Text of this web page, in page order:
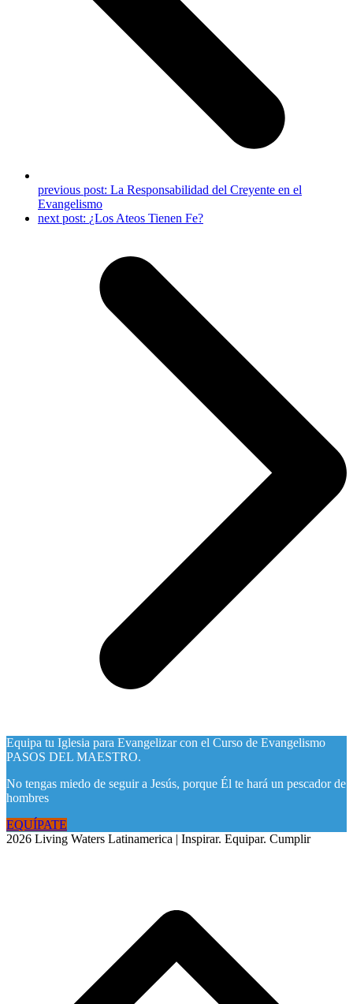
previous post: La Responsabilidad del Creyente en el
Evangelismo
next post: ¿Los Ateos Tienen Fe?
Equipa tu Iglesia para Evangelizar con el Curso de Evangelismo
PASOS DEL MAESTRO.
No tengas miedo de seguir a Jesús, porque Él te hará un pescador de
hombres
EQUÍPATE
2026 Living Waters Latinamerica | Inspirar. Equipar. Cumplir